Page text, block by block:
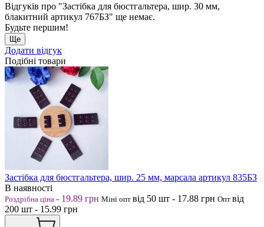
Відгуків про "Застібка для бюстгальтера, шир. 30 мм,
блакитний артикул 767БЗ" ще немає.
Будьте першим!
Ще
Додати відгук
Подібні товари
Застібка для бюстгальтера, шир. 25 мм, марсала артикул 835БЗ
В наявності
Роздрібна ціна - 19.89 грн Міні опт від 50 шт - 17.88 грн Опт від
200 шт - 15.99 грн